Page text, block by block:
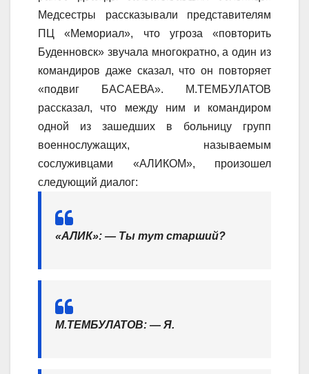
Медсестры рассказывали представителям
ПЦ «Мемориал», что угроза «повторить
Буденновск» звучала многократно, а один из
командиров даже сказал, что он повторяет
«подвиг БАСАЕВА». М.ТЕМБУЛАТОВ
рассказал, что между ним и командиром
одной из зашедших в больницу групп
военнослужащих, называемым
сослуживцами «АЛИКОМ», произошел
следующий диалог:
«АЛИК»: — Ты тут старший?
М.ТЕМБУЛАТОВ: — Я.